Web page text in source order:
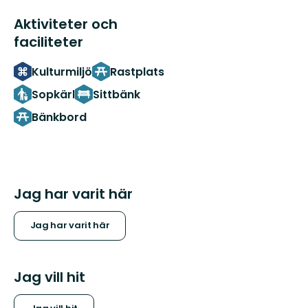
Aktiviteter och
faciliteter
Kulturmiljö
Rastplats
Sopkärl
Sittbänk
Bänkbord
Jag har varit här
Jag har varit här
Jag vill hit